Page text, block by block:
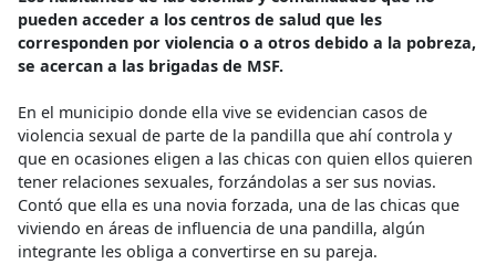
pueden acceder a los centros de salud que les
corresponden por violencia o a otros debido a la pobreza,
se acercan a las brigadas de MSF.
En el municipio donde ella vive se evidencian casos de
violencia sexual de parte de la pandilla que ahí controla y
que en ocasiones eligen a las chicas con quien ellos quieren
tener relaciones sexuales, forzándolas a ser sus novias.
Contó que ella es una novia forzada, una de las chicas que
viviendo en áreas de influencia de una pandilla, algún
integrante les obliga a convertirse en su pareja.